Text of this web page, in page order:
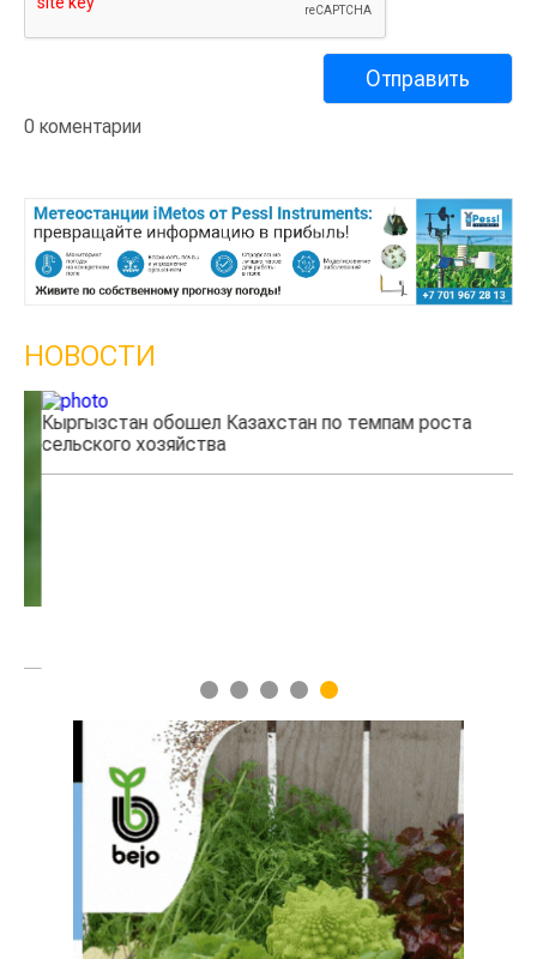
0 коментарии
НОВОСТИ
Кыргызстан обошел Казахстан по темпам роста
сельского хозяйства
1 2 3 4 5